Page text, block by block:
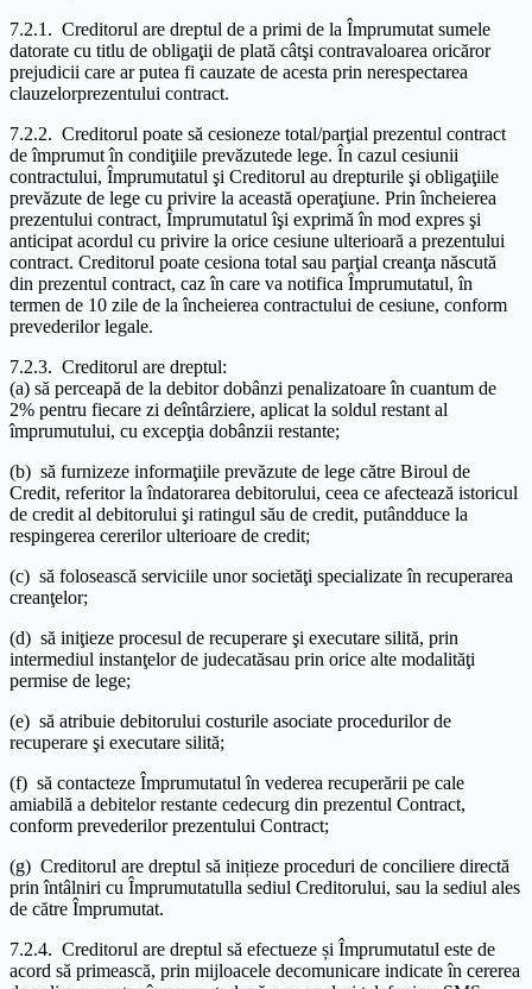
7.2.1. Creditorul are dreptul de a primi de la Împrumutat sumele
datorate cu titlu de obligaţii de plată câtşi contravaloarea oricăror
prejudicii care ar putea fi cauzate de acesta prin nerespectarea
clauzelorprezentului contract.
7.2.2. Creditorul poate să cesioneze total/parţial prezentul contract
de împrumut în condiţiile prevăzutede lege. În cazul cesiunii
contractului, Împrumutatul şi Creditorul au drepturile şi obligaţiile
prevăzute de lege cu privire la această operaţiune. Prin încheierea
prezentului contract, Împrumutatul îşi exprimă în mod expres şi
anticipat acordul cu privire la orice cesiune ulterioară a prezentului
contract. Creditorul poate cesiona total sau parţial creanţa născută
din prezentul contract, caz în care va notifica Împrumutatul, în
termen de 10 zile de la încheierea contractului de cesiune, conform
prevederilor legale.
7.2.3. Creditorul are dreptul:
(a) să perceapă de la debitor dobânzi penalizatoare în cuantum de
2% pentru fiecare zi deîntârziere, aplicat la soldul restant al
împrumutului, cu excepţia dobânzii restante;
(b) să furnizeze informaţiile prevăzute de lege către Biroul de
Credit, referitor la îndatorarea debitorului, ceea ce afectează istoricul
de credit al debitorului şi ratingul său de credit, putândduce la
respingerea cererilor ulterioare de credit;
(c) să folosească serviciile unor societăţi specializate în recuperarea
creanţelor;
(d) să iniţieze procesul de recuperare şi executare silită, prin
intermediul instanţelor de judecatăsau prin orice alte modalităţi
permise de lege;
(e) să atribuie debitorului costurile asociate procedurilor de
recuperare şi executare silită;
(f) să contacteze Împrumutatul în vederea recuperării pe cale
amiabilă a debitelor restante cedecurg din prezentul Contract,
conform prevederilor prezentului Contract;
(g) Creditorul are dreptul să inițieze proceduri de conciliere directă
prin întâlniri cu Împrumutatulla sediul Creditorului, sau la sediul ales
de către Împrumutat.
7.2.4. Creditorul are dreptul să efectueze și Împrumutatul este de
acord să primească, prin mijloacele decomunicare indicate în cererea